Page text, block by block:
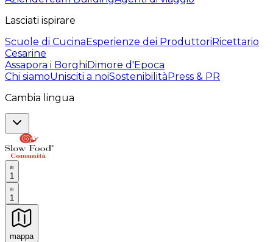
Lasciati ispirare
Scuole di CucinaEsperienze dei ProduttoriRicettario
Cesarine
Assapora i BorghiDimore d'Epoca
Chi siamoUnisciti a noiSostenibilitàPress & PR
Cambia lingua
1
1
mappa